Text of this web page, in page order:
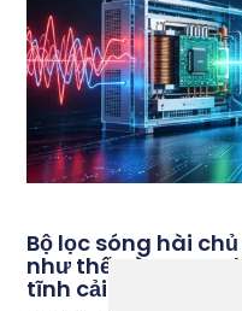
Bộ lọc sóng hài
như thế nào trong
tĩnh cải thiện hệ số